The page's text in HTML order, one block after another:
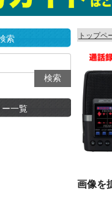
トップペ
画像を
索
一覧